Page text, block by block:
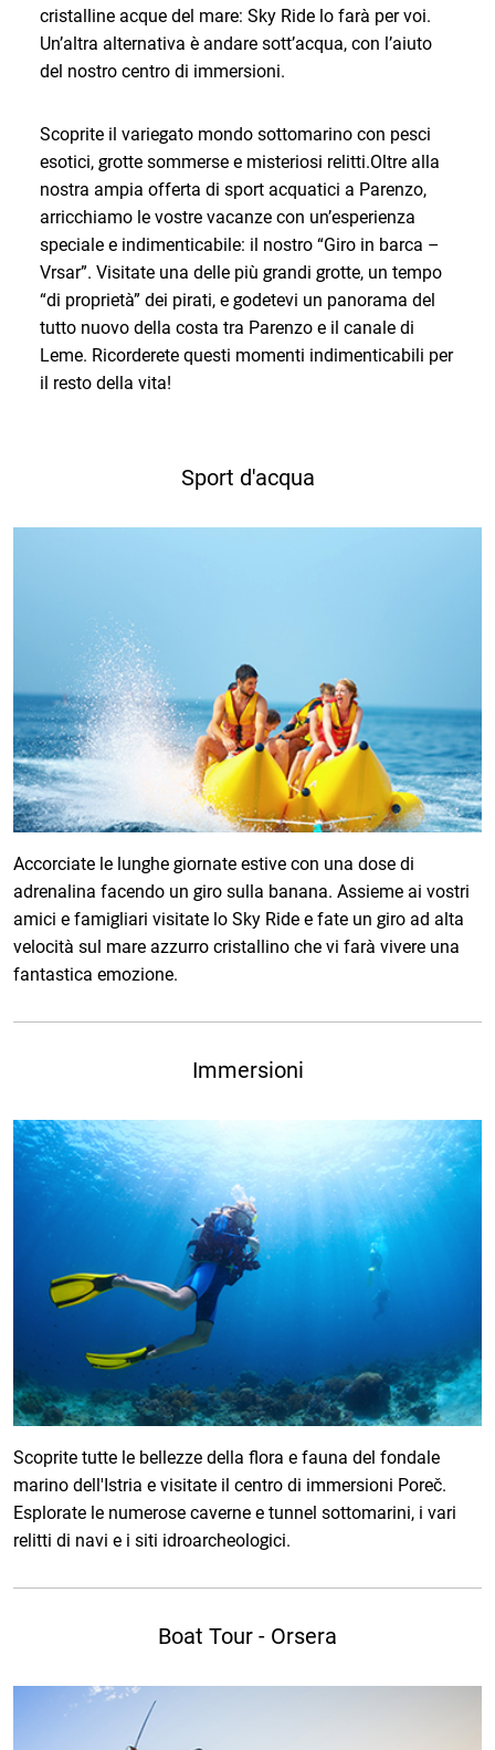
cristalline acque del mare: Sky Ride lo farà per voi.
Un’altra alternativa è andare sott’acqua, con l’aiuto
del nostro centro di immersioni.
Scoprite il variegato mondo sottomarino con pesci
esotici, grotte sommerse e misteriosi relitti.Oltre alla
nostra ampia offerta di sport acquatici a Parenzo,
arricchiamo le vostre vacanze con un’esperienza
speciale e indimenticabile: il nostro “Giro in barca –
Vrsar”. Visitate una delle più grandi grotte, un tempo
“di proprietà” dei pirati, e godetevi un panorama del
tutto nuovo della costa tra Parenzo e il canale di
Leme. Ricorderete questi momenti indimenticabili per
il resto della vita!
Sport d'acqua
Accorciate le lunghe giornate estive con una dose di
adrenalina facendo un giro sulla banana. Assieme ai vostri
amici e famigliari visitate lo Sky Ride e fate un giro ad alta
velocità sul mare azzurro cristallino che vi farà vivere una
fantastica emozione.
Immersioni
Scoprite tutte le bellezze della flora e fauna del fondale
marino dell'Istria e visitate il centro di immersioni Poreč.
Esplorate le numerose caverne e tunnel sottomarini, i vari
relitti di navi e i siti idroarcheologici.
Boat Tour - Orsera